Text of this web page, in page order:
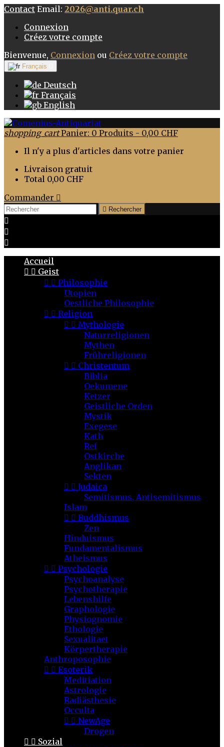
Contact Email: 2026@anti.quar.ch
Connexion
Créez votre compte
Bienvenue, Connexion ou Créez votre compte
Français
Deutsch
Français
English
shopping_cart Panier: 0 Produits - 0,00 CHF
Il n'y a plus d'articles dans votre panier
Livraison gratuit
Total 0,00 CHF
Commander 
 Rechercher



Accueil
  Geist
  Philosophie
Utopien
Oestliche Philosophie
  Religion
  Mythologie
Naturreligionen
Mythen
Frühreligionen
  Christentum
Biblia
Oekumene
Ketzer
Geistliche Orden
Mystik
Exegese
Kath
Ref
Ostkirche
Anglikan
Sekten
  Judaica
Semitismus, Antisemitismus
Islam
  Buddhismus
Zen
Hinduismus
Fundamentalismus
Atheismus
  Psychologie
Psychoanalyse
Psychotherapie
Lebenshilfe
Graphologie
Physiognomie
Ethologie
Sexualitaet
Körpertherapie
Anthroposophie
  Esoterik
Meditiation
Astrologie
Radiästhesie
Occulta
  NewAge
Drogen
  Sozial